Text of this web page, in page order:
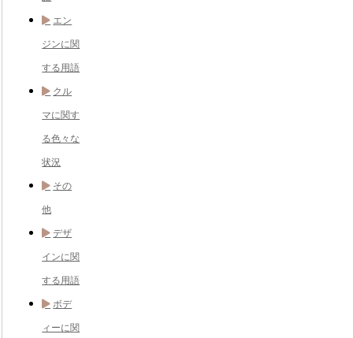
エン
ジンに関
する用語
クル
マに関す
る色々な
状況
その
他
デザ
インに関
する用語
ボデ
ィーに関